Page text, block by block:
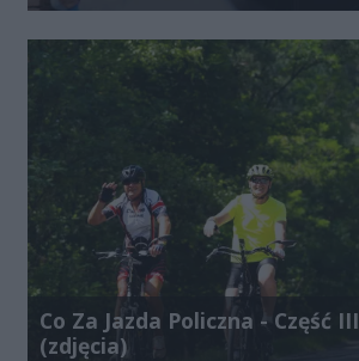
Co Za Jazda Policzna - Część III
(zdjęcia)